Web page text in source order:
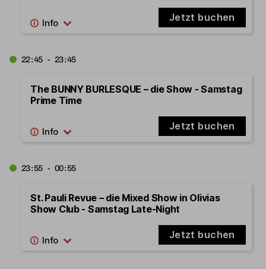
Jetzt buchen
22:45 - 23:45
The BUNNY BURLESQUE – die Show - Samstag
Prime Time
Jetzt buchen
23:55 - 00:55
St. Pauli Revue – die Mixed Show in Olivias
Show Club - Samstag Late-Night
Jetzt buchen